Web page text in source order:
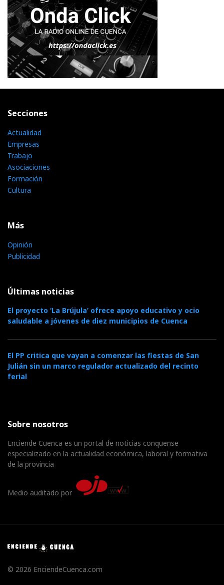
Secciones
Actualidad
Empresas
Trabajo
Asociaciones
Formación
Cultura
Más
Opinión
Publicidad
Últimas noticias
El proyecto ‘La Brújula’ ofrece apoyo educativo y ocio
saludable a jóvenes de diez municipios de Cuenca
El PP critica que vayan a comenzar las fiestas de San
Julián sin un marco regulador actualizado del recinto
ferial
Sobre nosotros
Enciende Cuenca es un portal de noticias conquense
especializado en la actualidad económica, laboral y formativa
de la provincia
Medio auditado por
© 2026 EnciendeCuenca.com